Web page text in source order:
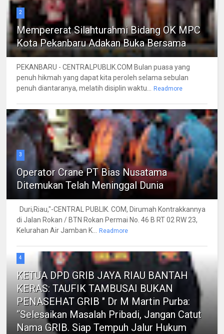
2
Mempererat Silahturahmi Bidang OK MPC
Kota Pekanbaru Adakan Buka Bersama
PEKANBARU - CENTRALPUBLIK.COM Bulan puasa yang
penuh hikmah yang dapat kita peroleh selama sebulan
penuh diantaranya, melatih disiplin waktu...
Readmore
3
Operator Crane PT Bias Nusatama
Ditemukan Telah Meninggal Dunia
Duri,Riau,"-CENTRAL PUBLIK. COM, Dirumah Kontrakkannya
di Jalan Rokan / BTN Rokan Permai No. 46 B RT 02 RW 23,
Kelurahan Air Jamban K...
Readmore
4
KETUA DPD GRIB JAYA RIAU BANTAH
KERAS: TAUFIK TAMBUSAI BUKAN
PENASEHAT GRIB " Dr M Martin Purba:
“Selesaikan Masalah Pribadi, Jangan Catut
Nama GRIB. Siap Tempuh Jalur Hukum